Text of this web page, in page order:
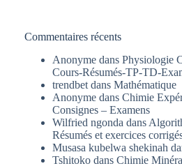
Commentaires récents
Anonyme dans Physiologie
Cours-Résumés-TP-TD-
trendbet dans Mathématique
Anonyme dans Chimie
Consignes – Examens
Wilfried ngonda dans
Résumés et exercices
Musasa kubelwa shekinah
Tshitoko dans Chimie